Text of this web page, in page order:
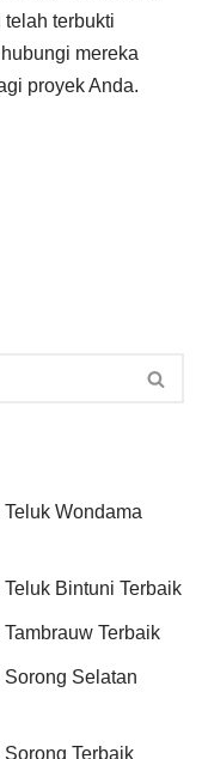
telah terbukti
mereka
proyek Anda.
Wondama
Bintuni Terbaik
Terbaik
Selatan
Terbaik